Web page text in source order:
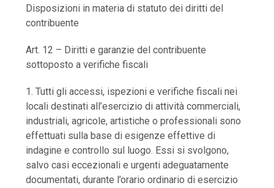
Disposizioni in materia di statuto dei diritti del
contribuente
Art. 12 – Diritti e garanzie del contribuente
sottoposto a verifiche fiscali
1. Tutti gli accessi, ispezioni e verifiche fiscali nei
locali destinati all’esercizio di attività commerciali,
industriali, agricole, artistiche o professionali sono
effettuati sulla base di esigenze effettive di
indagine e controllo sul luogo. Essi si svolgono,
salvo casi eccezionali e urgenti adeguatamente
documentati, durante l’orario ordinario di esercizio